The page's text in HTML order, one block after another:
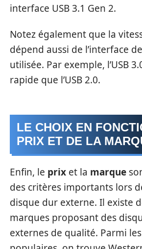
interface USB 3.1 Gen 2.
Notez également que la
dépend aussi de l’interface
utilisée. Par exemple, l’USB
rapide que l’USB 2.0.
LE CHOIX EN
PRIX ET DE LA
Enfin, le prix et la marque
des critères importants lors
disque dur externe. Il existe
marques proposant des
externes de qualité. Parmi